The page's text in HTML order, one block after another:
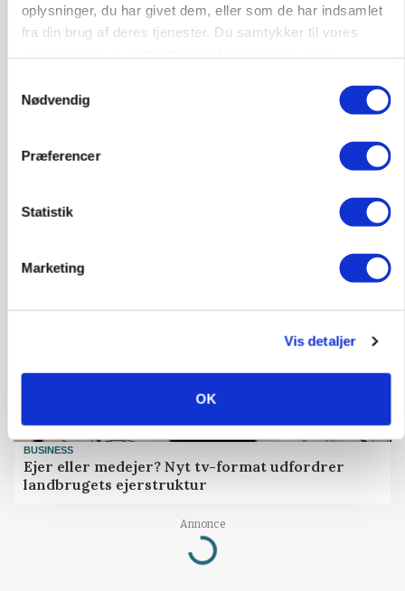
oplysninger, du har givet dem, eller som de har indsamlet
fra din brug af deres tjenester. Du samtykker til vores
Nødvendig
Præferencer
Statistik
Marketing
Vis detaljer
OK
GRISE
BUSINESS
Ejer eller medejer? Nyt tv-format udfordrer
landbrugets ejerstruktur
Annonce
Loading...